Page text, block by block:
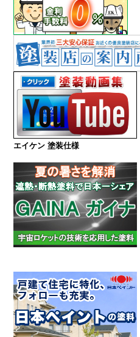
エイケン 塗装仕様